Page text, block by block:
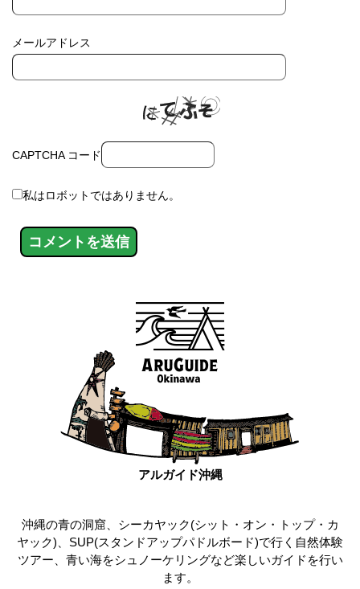
メールアドレス
CAPTCHA コード
私はロボットではありません。
アルガイド沖縄
沖縄の青の洞窟、シーカヤック(シット・オン・トップ・カ
ヤック)、SUP(スタンドアップパドルボード)で行く自然体験
ツアー、青い海をシュノーケリングなど楽しいガイドを行い
ます。